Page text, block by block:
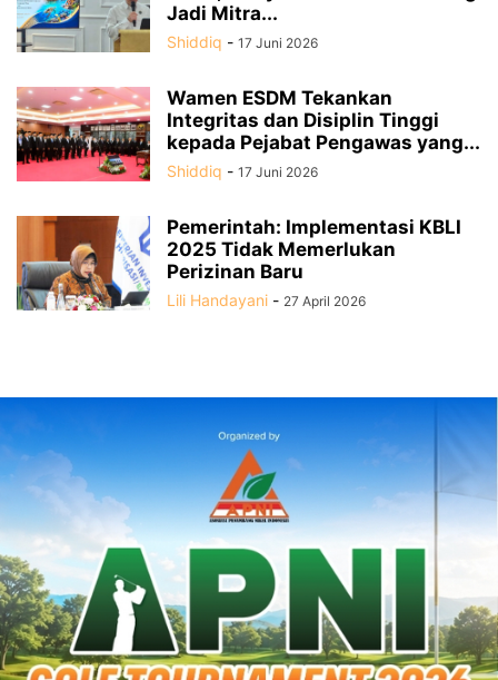
Jadi Mitra...
Shiddiq - 17 Juni 2026
Wamen ESDM Tekankan
Integritas dan Disiplin Tinggi
kepada Pejabat Pengawas yang...
Shiddiq - 17 Juni 2026
Pemerintah: Implementasi KBLI
2025 Tidak Memerlukan
Perizinan Baru
Lili Handayani - 27 April 2026